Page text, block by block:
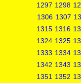
1297 1298
1306 1307
1315 1316
1324 1325
1333 1334
1342 1343
1351 1352